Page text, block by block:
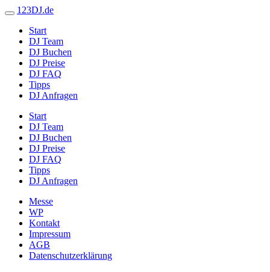
123DJ.de
Start
DJ Team
DJ Buchen
DJ Preise
DJ FAQ
Tipps
DJ Anfragen
Start
DJ Team
DJ Buchen
DJ Preise
DJ FAQ
Tipps
DJ Anfragen
Messe
WP
Kontakt
Impressum
AGB
Datenschutzerklärung